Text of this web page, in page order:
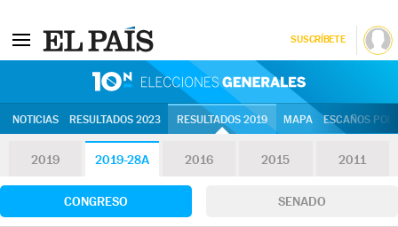
SUSCRÍBETE
NOTICIAS RESULTADOS 2023 RESULTADOS 2019 MAPA ESCAÑOS
2019 2019-28A 2016 2015 2011
CONGRESO SENADO